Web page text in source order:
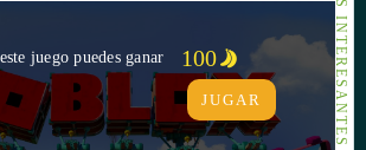
juego puedes ganar 100
JUGAR